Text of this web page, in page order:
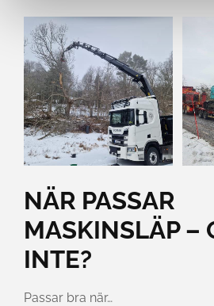
NÄR PASSAR
MASKINSLÄP –
INTE?
Passar bra när…